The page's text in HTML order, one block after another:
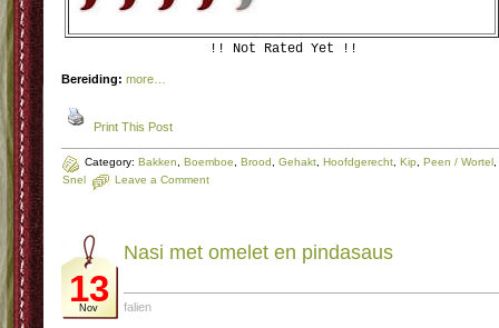
!! Not Rated Yet !!
Bereiding: more…
Print This Post
Category: Bakken Boemboe Brood Gehakt Hoofdgerecht Kip Peen / Wortel
Snel
Leave a Comment
13
Nov
Nasi met omelet en pindasaus
falien